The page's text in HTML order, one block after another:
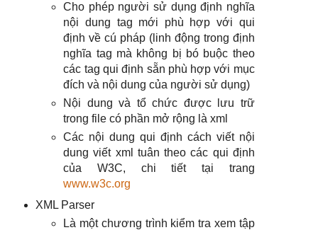
Cho phép người sử dụng định nghĩa
nội dung tag mới phù hợp với qui
định về cú pháp (linh động trong định
nghĩa tag mà không bị bó buộc theo
các tag qui định sẵn phù hợp với mục
đích và nội dung của người sử dụng)
Nội dung và tổ chức được lưu trữ
trong file có phần mở rộng là xml
Các nội dung qui định cách viết nội
dung viết xml tuân theo các qui định
của W3C, chi tiết tại trang
www.w3c.org
XML Parser
Là một chương trình kiểm tra xem tập